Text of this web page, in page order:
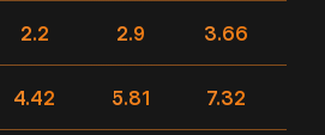
2.2 2.9 3.66
4.42 5.81 7.32